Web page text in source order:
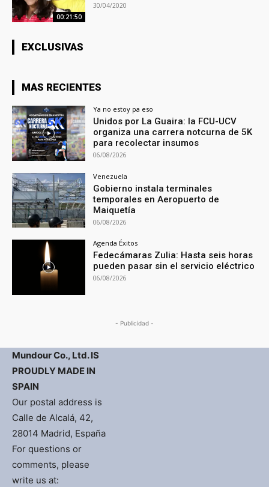
00:21:50
30/04/2020
EXCLUSIVAS
MAS RECIENTES
Ya no estoy pa eso
Unidos por La Guaira: la FCU-UCV
organiza una carrera notcurna de 5K
para recolectar insumos
06/08/2026
Venezuela
Gobierno instala terminales
temporales en Aeropuerto de
Maiquetía
06/08/2026
Agenda Éxitos
Fedecámaras Zulia: Hasta seis horas
pueden pasar sin el servicio eléctrico
06/08/2026
- Publicidad -
Mundour Co., Ltd. IS
PROUDLY MADE IN
SPAIN
Our postal address is
Calle de Alcalá, 42,
28014 Madrid, España
For questions or
comments, please
write us at: